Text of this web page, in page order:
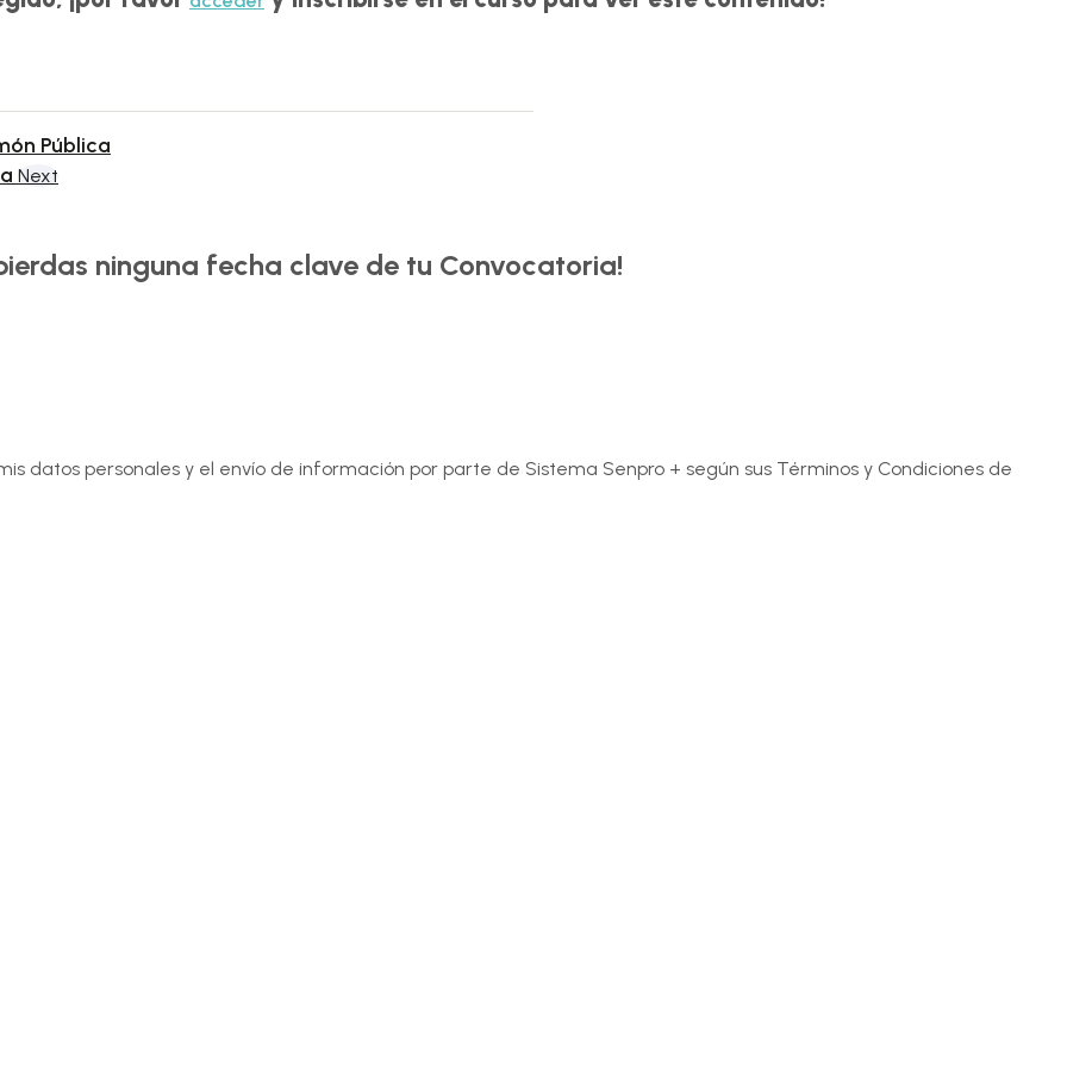
Pública
Next
ninguna fecha clave de tu Convocatoria!
datos personales y el envío de información por parte de Sistema Senpro + según sus Términos y Condiciones de